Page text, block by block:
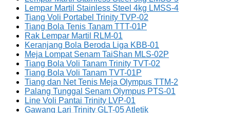
Lempar Martil Stainless Steel 4kg LMSS-4
Tiang Voli Portabel Trinity TVP-02
Tiang Bola Tenis Tanam TTT-01P
Rak Lempar Martil RLM-01
Keranjang Bola Beroda Liga KBB-01
Meja Lompat Senam TaiShan MLS-02P
Tiang Bola Voli Tanam Trinity TVT-02
Tiang Bola Voli Tanam TVT-01P
Tiang dan Net Tenis Meja Olympus TTM-2
Palang Tunggal Senam Olympus PTS-01
Line Voli Pantai Trinity LVP-01
Gawang Lari Trinity GLT-05 Atletik